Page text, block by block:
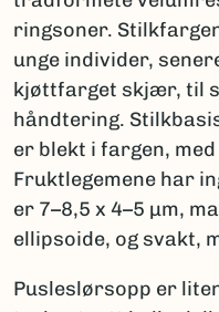
ringsoner.
unge individer,
kjøttfarget skjær, til
håndtering.
er blekt i fargen,
Fruktlegemene har
er 7–8,5 x 4–5 µm,
ellipsoide, og svakt,
Pusleslørsopp er